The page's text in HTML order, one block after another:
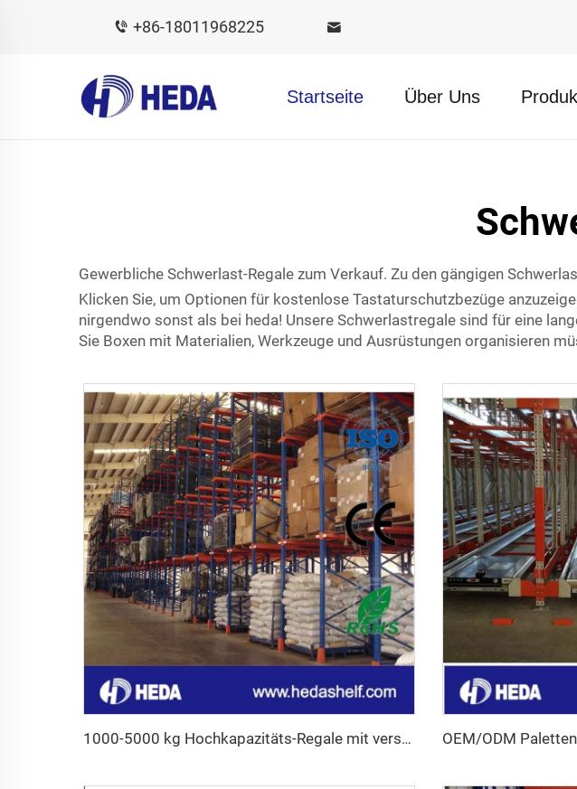
+86-18011968225
Startseite Über Uns
Gewerbliche Schwerlast-Regale zum Verkauf. Zu den gängigen
Klicken Sie, um Optionen für kostenlose Tastaturschutzbezüge
nirgendwo sonst als bei heda! Unsere Schwerlastregale sind für eine
Sie Boxen mit Materialien, Werkzeuge und Ausrüstungen organisieren
1000-5000 kg Hochkapazitäts-Regale mit verstellbaren Palettenstützen